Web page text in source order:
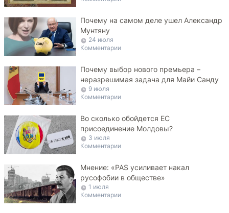
Почему на самом деле ушел Александр
Мунтяну
24 июля
Комментарии
Почему выбор нового премьера –
неразрешимая задача для Майи Санду
9 июля
Комментарии
Во сколько обойдется ЕС
присоединение Молдовы?
3 июля
Комментарии
Мнение: «PAS усиливает накал
русофобии в обществе»
1 июля
Комментарии